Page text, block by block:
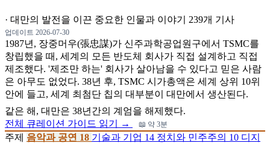
· 대만의 발전을 이끈 중요한 인물과 이야기 239개 기사
업데이트 2026-07-30
1987년, 장중머우(張忠謀)가 신주과학공업원구에서 TSMC를
창립했을 때, 세계의 모든 반도체 회사가 직접 설계하고 직접
제조했다. '제조만 하는' 회사가 살아남을 수 있다고 믿은 사람
은 아무도 없었다. 38년 후, TSMC 시가총액은 세계 상위 10위
안에 들고, 세계 최첨단 칩의 대부분이 대만에서 생산된다.
같은 해, 대만은 38년간의 계엄을 해제했다.
전체 큐레이션 가이드 읽기 →
📖 약 3분
주제 음악과 공연 18 기술과 기업 14 정치와 민주주의 10 디지